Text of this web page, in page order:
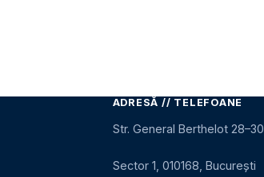
ADRESĂ // TELEFOANE
Str. General Berthelot 28–30
Sector 1, 010168, București